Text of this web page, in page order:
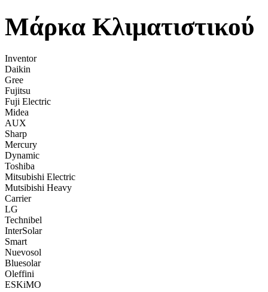
Μάρκα Κλιματιστικού
Inventor
Daikin
Gree
Fujitsu
Fuji Electric
Midea
AUX
Sharp
Mercury
Dynamic
Toshiba
Mitsubishi Electric
Mutsibishi Heavy
Carrier
LG
Technibel
InterSolar
Smart
Nuevosol
Bluesolar
Oleffini
ESKiMO